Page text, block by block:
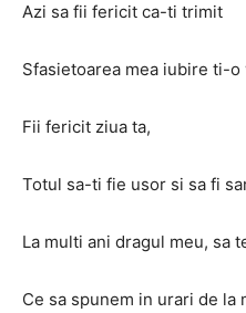
Azi sa fii fericit ca-ti trimit
Sfasietoarea mea iubire ti-o
Fii fericit ziua ta,
Totul sa-ti fie usor si sa fi
La multi ani dragul meu, sa
Ce sa spunem in urari de la